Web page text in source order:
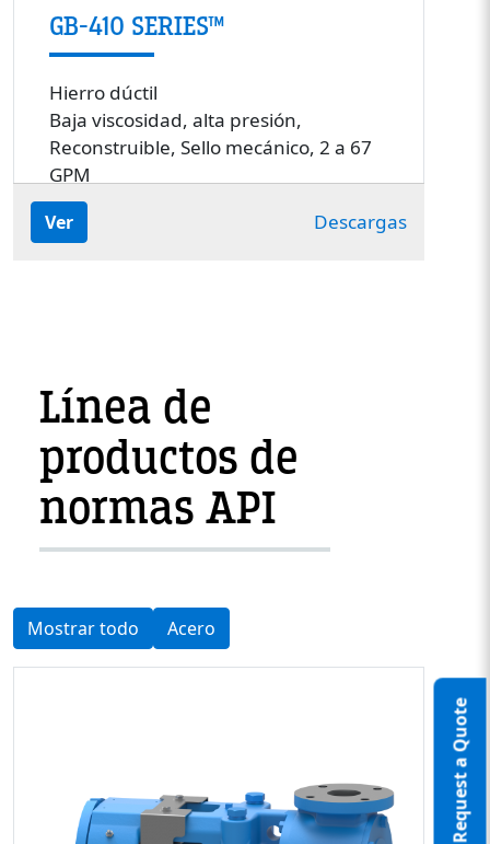
Request a Quote
GB-410 SERIES™
Hierro dúctil
Baja viscosidad, alta presión,
Reconstruible, Sello mecánico, 2 a 67
GPM
Ver Descargas
Línea de
productos de
normas API
Mostrar todo Acero